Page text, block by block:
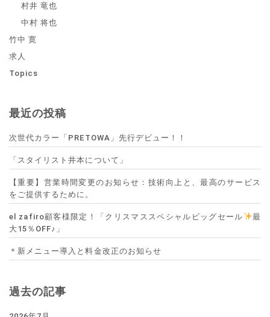
村井 竜也
中村 将也
竹中 寛
求人
Topics
最近の投稿
次世代カラー「PRETOWA」先行デビュー！！
「スタイリスト井本について」
【重要】営業時間変更のお知らせ：技術向上と、最高のサービス
をご提供するために。
el zafiro顧客様限定！「クリスマススペシャルビッグセール
最
大15％OFF♪」
＊新メニュー導入と料金改正のお知らせ
過去の記事